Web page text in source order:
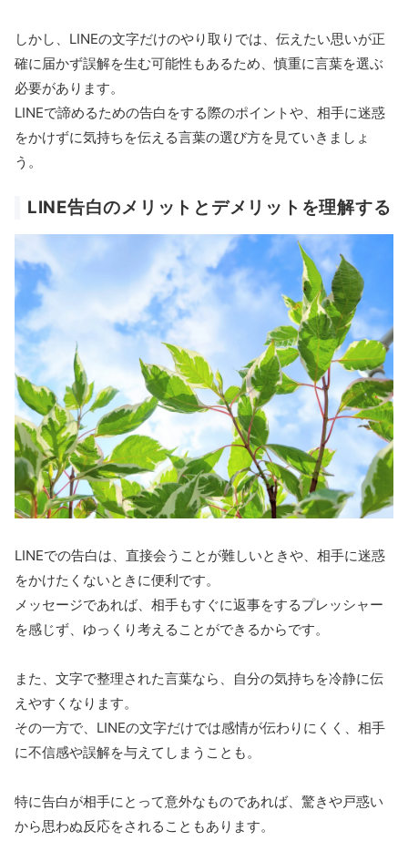
しかし、LINEの文字だけのやり取りでは、伝えたい思いが正
確に届かず誤解を生む可能性もあるため、慎重に言葉を選ぶ
必要があります。
LINEで諦めるための告白をする際のポイントや、相手に迷惑
をかけずに気持ちを伝える言葉の選び方を見ていきましょ
う。
LINE告白のメリットとデメリットを理解する
LINEでの告白は、直接会うことが難しいときや、相手に迷惑
をかけたくないときに便利です。
メッセージであれば、相手もすぐに返事をするプレッシャー
を感じず、ゆっくり考えることができるからです。
また、文字で整理された言葉なら、自分の気持ちを冷静に伝
えやすくなります。
その一方で、LINEの文字だけでは感情が伝わりにくく、相手
に不信感や誤解を与えてしまうことも。
特に告白が相手にとって意外なものであれば、驚きや戸惑い
から思わぬ反応をされることもあります。